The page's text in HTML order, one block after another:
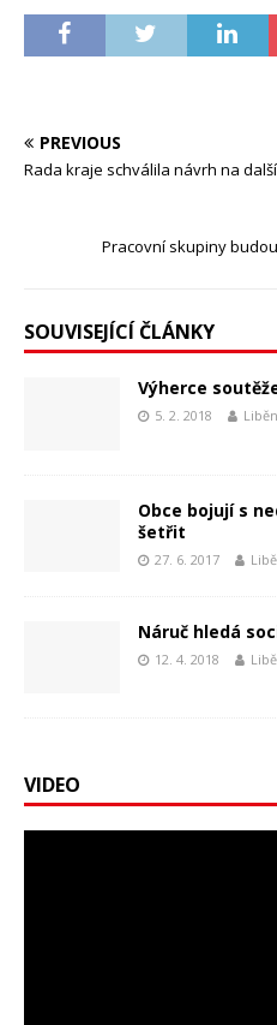
PREVIOUS
Rada kraje schválila návrh na
Pracovní skupiny
SOUVISEJÍCÍ ČLÁNKY
Výherce
5. 2. 2018
Obce bojují s
šetřit
27. 6. 2017
Náruč hledá
12. 4. 2018
VIDEO